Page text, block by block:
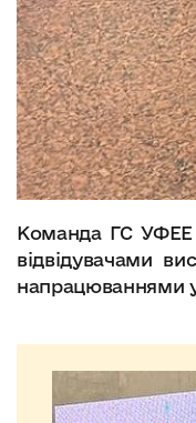
Команда ГС УФЕЕ
відвідувачами
напрацюваннями